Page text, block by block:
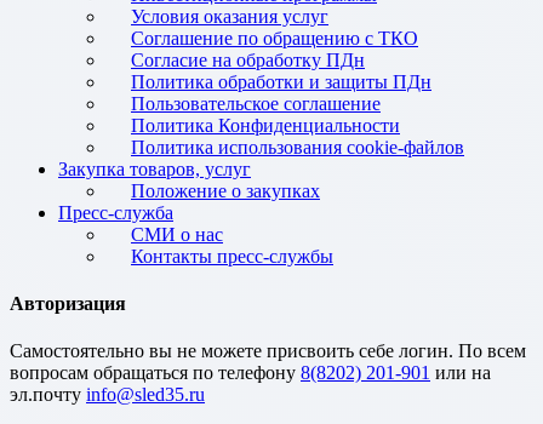
Условия оказания услуг
Соглашение по обращению с ТКО
Согласие на обработку ПДн
Политика обработки и защиты ПДн
Пользовательское соглашение
Политика Конфиденциальности
Политика использования cookie-файлов
Закупка товаров, услуг
Положение о закупках
Пресс-служба
СМИ о нас
Контакты пресс-службы
Авторизация
Cамостоятельно вы не можете присвоить себе логин. По всем
вопросам обращаться по телефону 8(8202) 201-901 или на
эл.почту